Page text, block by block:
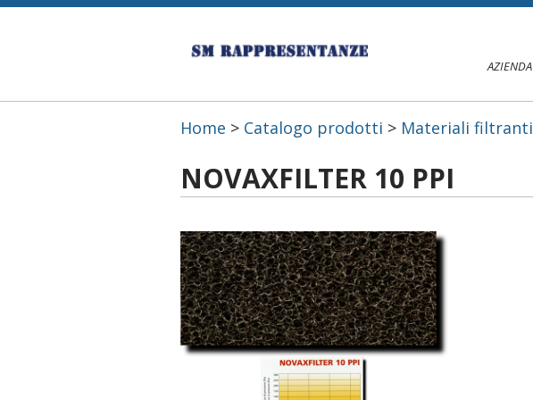
AZIENDA
Home > Catalogo prodotti > Materiali filtranti
NOVAXFILTER 10 PPI